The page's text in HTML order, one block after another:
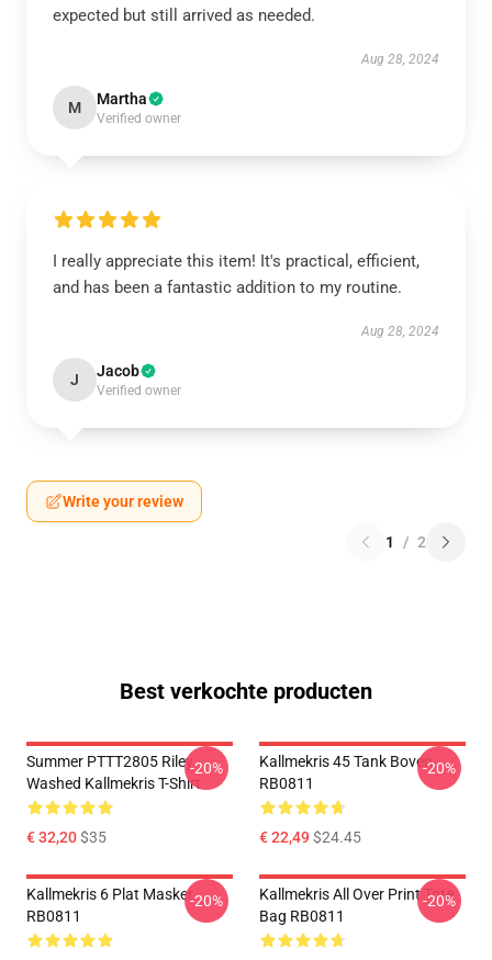
expected but still arrived as needed.
Aug 28, 2024
M Martha
Verified owner
I really appreciate this item! It's practical, efficient,
and has been a fantastic addition to my routine.
Aug 28, 2024
J Jacob
Verified owner
Write your review
1 / 2
Best verkochte producten
Summer PTTT2805 Riley
Washed Kallmekris T-Shirt
€ 32,20$35
-20%
Kallmekris 45 Tank Boven
RB0811
€ 22,49$24.45
-20%
Kallmekris 6 Plat Masker
RB0811
-20%
Kallmekris All Over Print Tote
Bag RB0811
-20%